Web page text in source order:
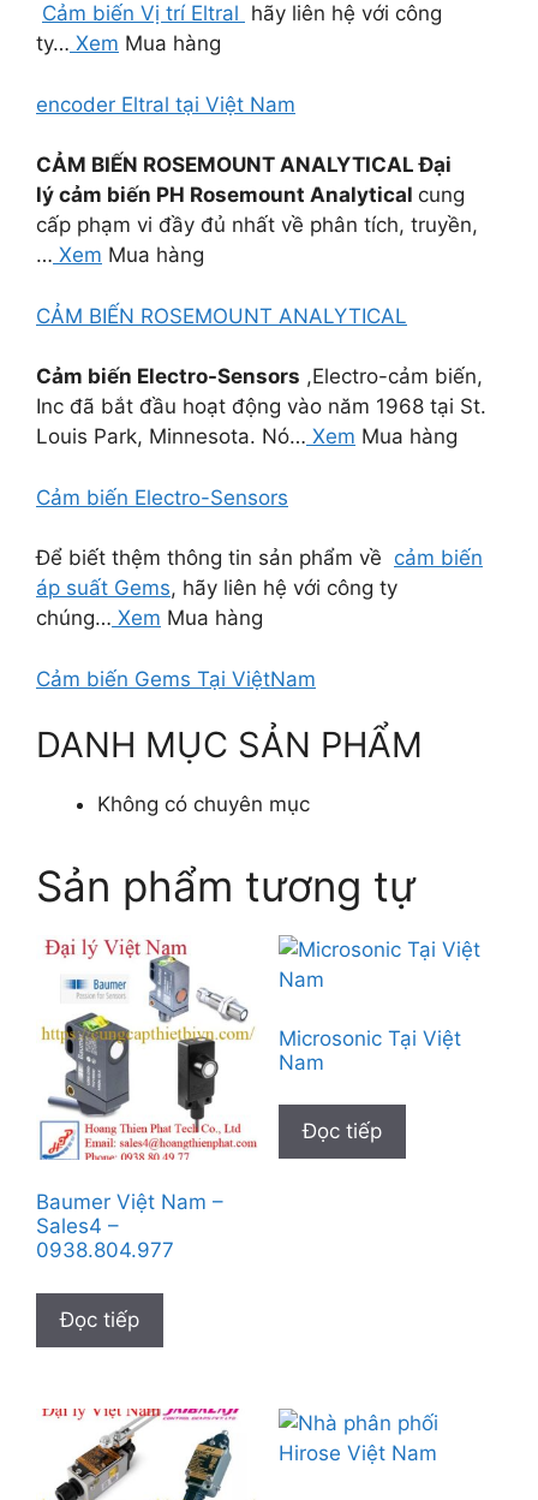
Cảm biến Vị trí Eltral hãy liên hệ với công
ty… Xem Mua hàng
encoder Eltral tại Việt Nam
CẢM BIẾN ROSEMOUNT ANALYTICALĐại
lý cảm biến PH Rosemount Analytical cung
cấp phạm vi đầy đủ nhất về phân tích, truyền,
… Xem Mua hàng
CẢM BIẾN ROSEMOUNT ANALYTICAL
Cảm biến Electro-Sensors ,Electro-cảm biến,
Inc đã bắt đầu hoạt động vào năm 1968 tại St.
Louis Park, Minnesota. Nó… Xem Mua hàng
Cảm biến Electro-Sensors
Để biết thệm thông tin sản phẩm về cảm biến
áp suất Gems, hãy liên hệ với công ty
chúng… Xem Mua hàng
Cảm biến Gems Tại ViệtNam
DANH MỤC SẢN PHẨM
Không có chuyên mục
Sản phẩm tương tự
Baumer Việt Nam –
Sales4 –
0938.804.977
Đọc tiếp
Microsonic Tại Việt
Nam
Đọc tiếp